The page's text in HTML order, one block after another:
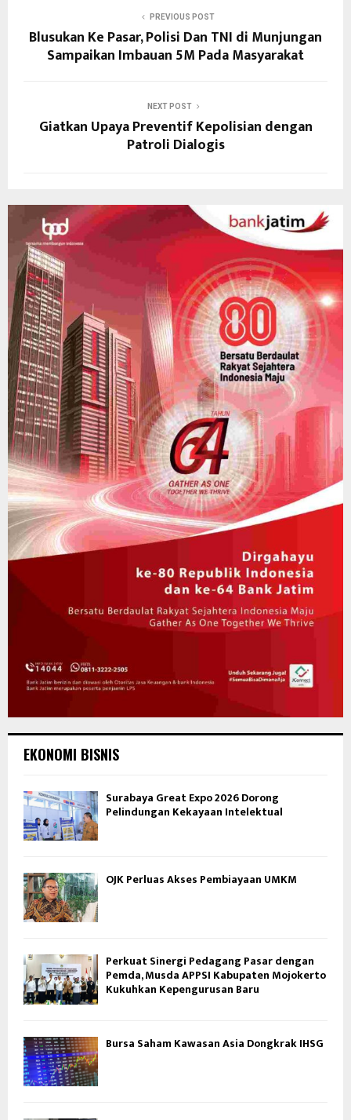
PREVIOUS POST
Blusukan Ke Pasar, Polisi Dan TNI di Munjungan
Sampaikan Imbauan 5M Pada Masyarakat
NEXT POST
Giatkan Upaya Preventif Kepolisian dengan
Patroli Dialogis
EKONOMI BISNIS
Surabaya Great Expo 2026 Dorong
Pelindungan Kekayaan Intelektual
OJK Perluas Akses Pembiayaan UMKM
Perkuat Sinergi Pedagang Pasar dengan
Pemda, Musda APPSI Kabupaten Mojokerto
Kukuhkan Kepengurusan Baru
Bursa Saham Kawasan Asia Dongkrak IHSG